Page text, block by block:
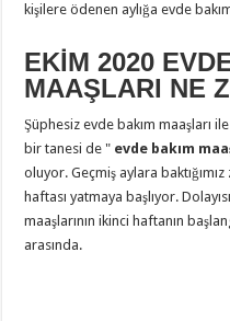
kişilere ödenen aylığa evde
EKİM 2020
MAAŞLARI NE
Şüphesiz evde bakım maaşları
bir tanesi de " evde bakım
oluyor. Geçmiş aylara
haftası yatmaya başlıyor.
maaşlarının ikinci haftanın
arasında.